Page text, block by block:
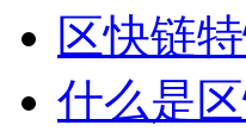
区快链
什么是